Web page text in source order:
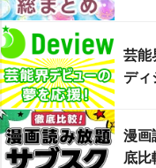
芸
デ
漫画
底比